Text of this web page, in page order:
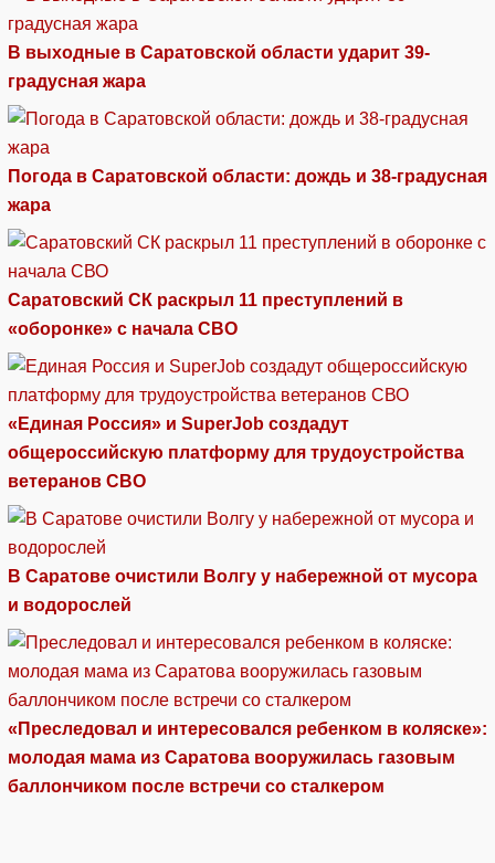
В выходные в Саратовской области ударит 39-
градусная жара
Погода в Саратовской области: дождь и 38-градусная
жара
Саратовский СК раскрыл 11 преступлений в
«оборонке» с начала СВО
«Единая Россия» и SuperJob создадут
общероссийскую платформу для трудоустройства
ветеранов СВО
В Саратове очистили Волгу у набережной от мусора
и водорослей
«Преследовал и интересовался ребенком в коляске»:
молодая мама из Саратова вооружилась газовым
баллончиком после встречи со сталкером